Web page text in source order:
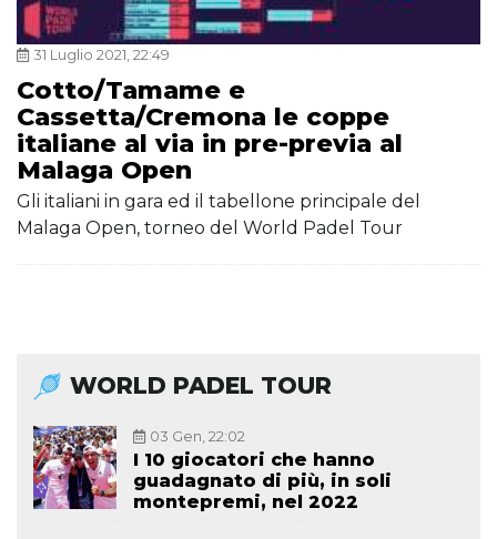
31 Luglio 2021, 22:49
Cotto/Tamame e
Cassetta/Cremona le coppe
italiane al via in pre-previa al
Malaga Open
Gli italiani in gara ed il tabellone principale del
Malaga Open, torneo del World Padel Tour
WORLD PADEL TOUR
03 Gen, 22:02
I 10 giocatori che hanno
guadagnato di più, in soli
montepremi, nel 2022